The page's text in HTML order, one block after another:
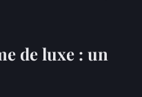
de luxe : un